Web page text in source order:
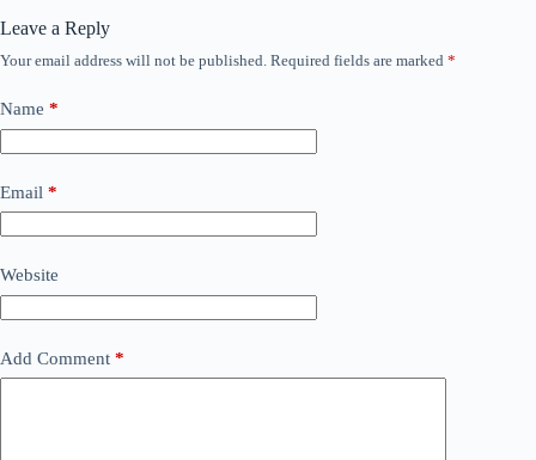
Leave a Reply
Your email address will not be published. Required fields are marked *
Name *
Email *
Website
Add Comment *